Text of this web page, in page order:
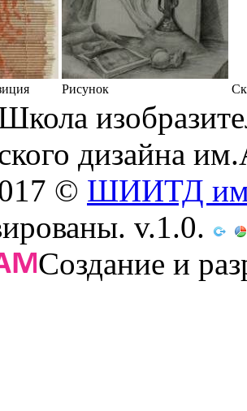
Рисунок
дизайна
© ШИИТД
v.1.0.
Создание и